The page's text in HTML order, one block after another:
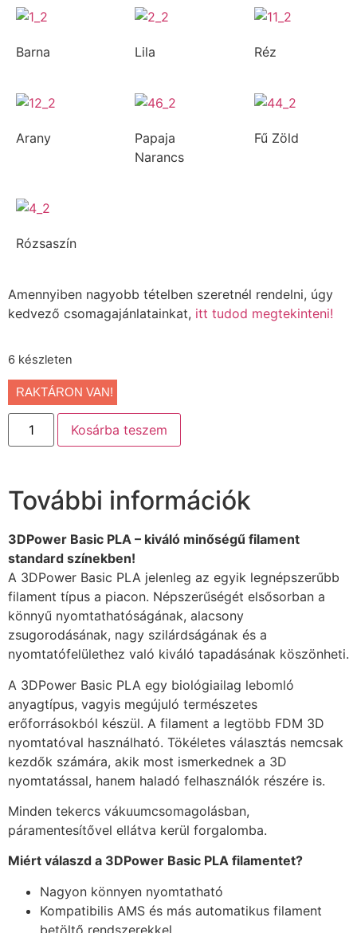
Barna Lila Réz
Arany
Papaja
Narancs
Fű Zöld
Rózsaszín
Amennyiben nagyobb tételben szeretnél rendelni, úgy
kedvező csomagajánlatainkat, itt tudod megtekinteni!
6 készleten
RAKTÁRON VAN!
Kosárba teszem
További információk
3DPower Basic PLA – kiváló minőségű filament
standard színekben!
A 3DPower Basic PLA jelenleg az egyik legnépszerűbb
filament típus a piacon. Népszerűségét elsősorban a
könnyű nyomtathatóságának, alacsony
zsugorodásának, nagy szilárdságának és a
nyomtatófelülethez való kiváló tapadásának köszönheti.
A 3DPower Basic PLA egy biológiailag lebomló
anyagtípus, vagyis megújuló természetes
erőforrásokból készül. A filament a legtöbb FDM 3D
nyomtatóval használható. Tökéletes választás nemcsak
kezdők számára, akik most ismerkednek a 3D
nyomtatással, hanem haladó felhasználók részére is.
Minden tekercs vákuumcsomagolásban,
páramentesítővel ellátva kerül forgalomba.
Miért válaszd a 3DPower Basic PLA filamentet?
Nagyon könnyen nyomtatható
Kompatibilis AMS és más automatikus filament
betöltő rendszerekkel